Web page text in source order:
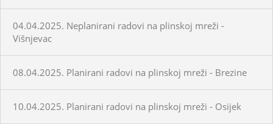
04.04.2025. Neplanirani radovi na plinskoj mreži -
Višnjevac
08.04.2025. Planirani radovi na plinskoj mreži - Brezine
10.04.2025. Planirani radovi na plinskoj mreži - Osijek